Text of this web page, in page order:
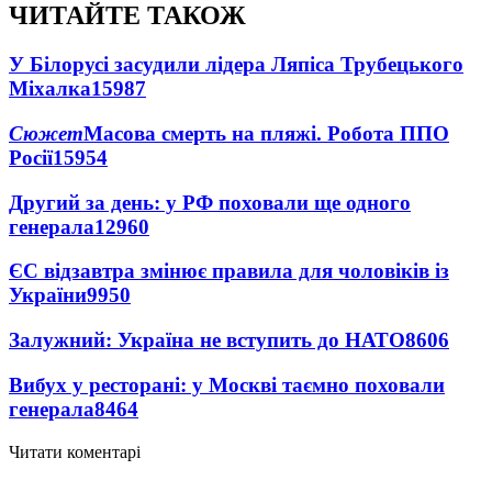
ЧИТАЙТЕ ТАКОЖ
У Білорусі засудили лідера Ляпіса Трубецького
Міхалка15987
СюжетМасова смерть на пляжі. Робота ППО
Росії15954
Другий за день: у РФ поховали ще одного
генерала12960
ЄС відзавтра змінює правила для чоловіків із
України9950
Залужний: Україна не вступить до НАТО8606
Вибух у ресторані: у Москві таємно поховали
генерала8464
Читати коментарі